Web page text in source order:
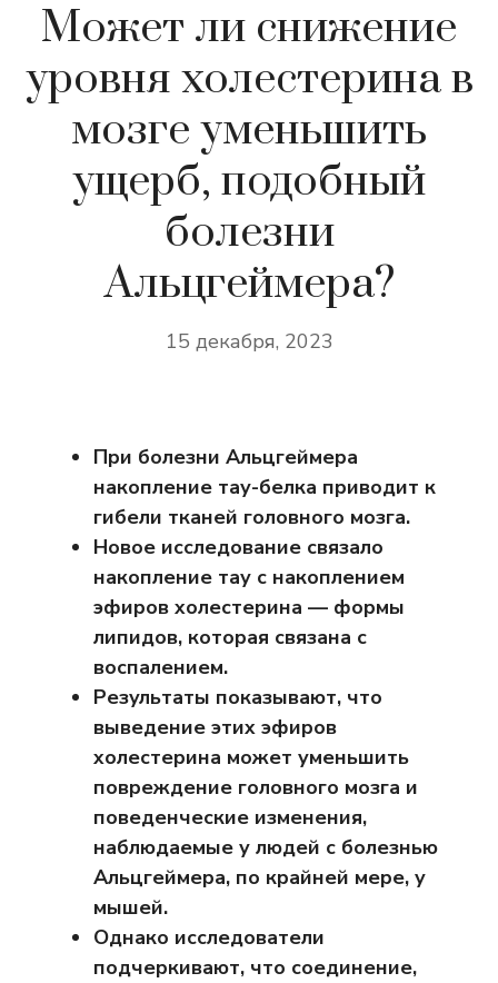
Может ли снижение
уровня холестерина в
мозге уменьшить
ущерб, подобный
болезни
Альцгеймера?
15 декабря, 2023
При болезни Альцгеймера
накопление тау-белка приводит к
гибели тканей головного мозга.
Новое исследование связало
накопление тау с накоплением
эфиров холестерина — формы
липидов, которая связана с
воспалением.
Результаты показывают, что
выведение этих эфиров
холестерина может уменьшить
повреждение головного мозга и
поведенческие изменения,
наблюдаемые у людей с болезнью
Альцгеймера, по крайней мере, у
мышей.
Однако исследователи
подчеркивают, что соединение,